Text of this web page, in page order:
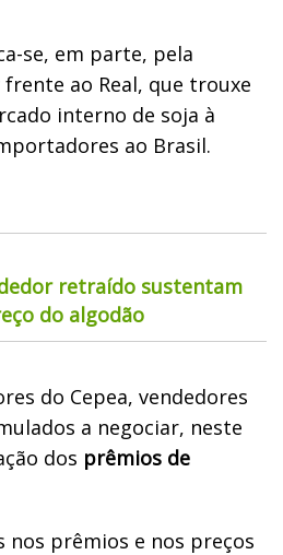
se, em parte, pela
ao Real, que trouxe
interno de soja à
ao Brasil.
retraído sustentam
do algodão
do Cepea, vendedores
a negociar, neste
dos prêmios de
nos prêmios e nos preços